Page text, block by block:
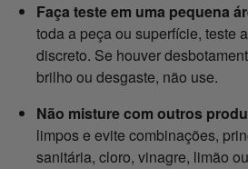
Faça teste em uma pequena
toda a peça ou superfície, teste
discreto. Se houver
brilho ou desgaste, não use.
Não misture com outros
limpos e evite combinações,
sanitária, cloro, vinagre, limão